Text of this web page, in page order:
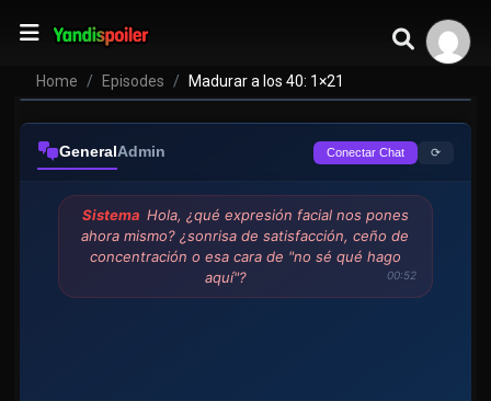
Home Episodes Madurar a los 40: 1×21
GeneralAdmin Conectar Chat ⟳
Sistema Hola, ¿qué expresión facial nos pones
ahora mismo? ¿sonrisa de satisfacción, ceño de
concentración o esa cara de "no sé qué hago
aquí"?
00:52